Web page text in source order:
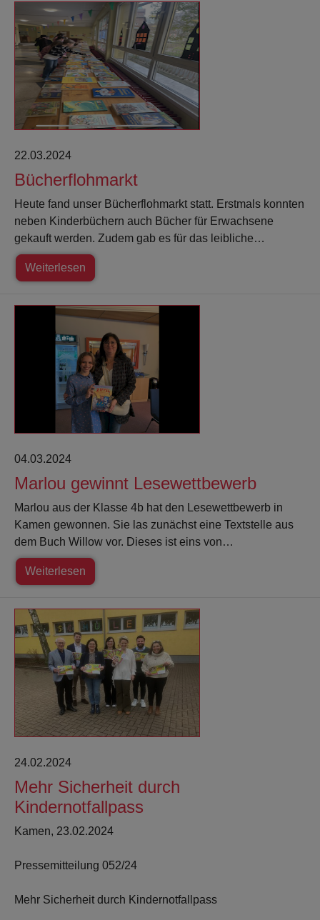
22.03.2024
Bücherflohmarkt
Heute fand unser Bücherflohmarkt statt. Erstmals konnten
neben Kinderbüchern auch Bücher für Erwachsene
gekauft werden. Zudem gab es für das leibliche…
Weiterlesen
04.03.2024
Marlou gewinnt Lesewettbewerb
Marlou aus der Klasse 4b hat den Lesewettbewerb in
Kamen gewonnen. Sie las zunächst eine Textstelle aus
dem Buch Willow vor. Dieses ist eins von…
Weiterlesen
24.02.2024
Mehr Sicherheit durch
Kindernotfallpass
Kamen, 23.02.2024
Pressemitteilung 052/24
Mehr Sicherheit durch Kindernotfallpass